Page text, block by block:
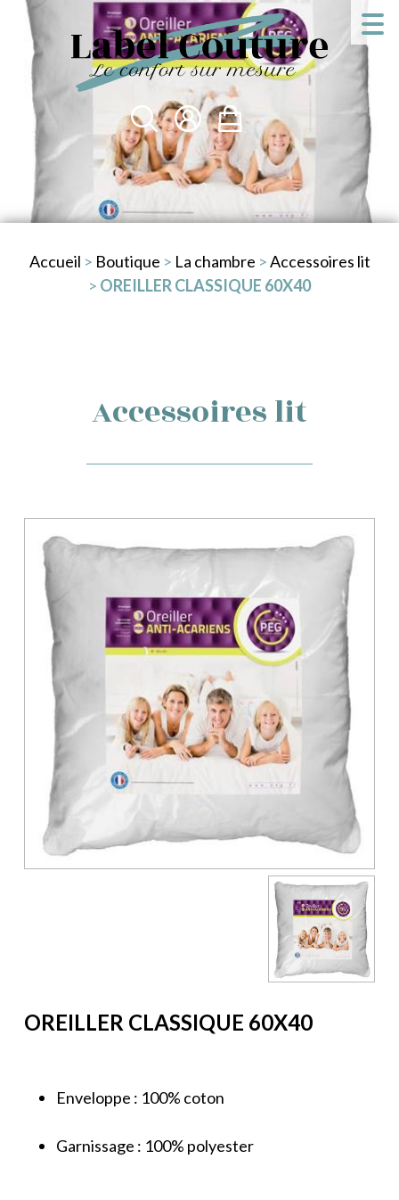
Accueil > Boutique > La chambre >Accessoires lit
> OREILLER CLASSIQUE 60X40
Accessoires lit
OREILLER CLASSIQUE 60X40
Enveloppe : 100% coton
Garnissage : 100% polyester